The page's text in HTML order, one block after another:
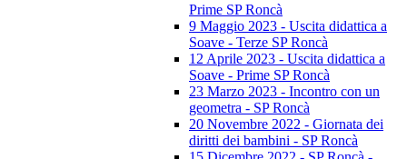
Prime SP Roncà
9 Maggio 2023 - Uscita didattica a
Soave - Terze SP Roncà
12 Aprile 2023 - Uscita didattica a
Soave - Prime SP Roncà
23 Marzo 2023 - Incontro con un
geometra - SP Roncà
20 Novembre 2022 - Giornata dei
diritti dei bambini - SP Roncà